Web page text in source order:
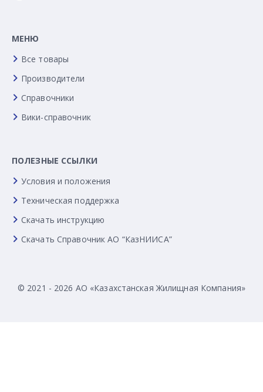
МЕНЮ
Все товары
Производители
Справочники
Вики-справочник
ПОЛЕЗНЫЕ ССЫЛКИ
Условия и положения
Техническая поддержка
Скачать инструкцию
Скачать Справочник АО “КазНИИСА”
© 2021 - 2026 АО «Казахстанская Жилищная Компания»